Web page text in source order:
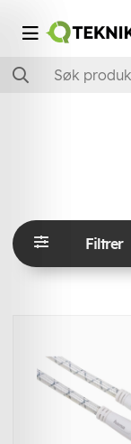
Filtrer